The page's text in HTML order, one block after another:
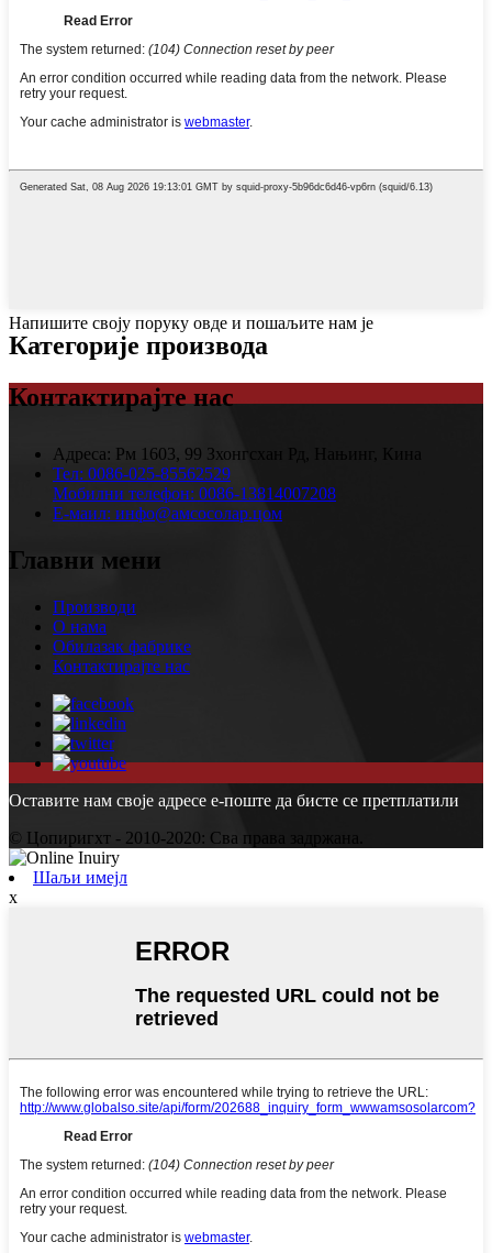
Напишите своју поруку овде и пошаљите нам је
Категорије производа
Контактирајте нас
Адреса: Рм 1603, 99 Зхонгсхан Рд, Нањинг, Кина
Тел: 0086-025-85562529
Мобилни телефон: 0086-13814007208
Е-маил: инфо@амсосолар.цом
Главни мени
Производи
О нама
Обилазак фабрике
Контактирајте нас
Оставите нам своје адресе е-поште да бисте се претплатили
© Цопиригхт - 2010-2020: Сва права задржана.
Шаљи имејл
x